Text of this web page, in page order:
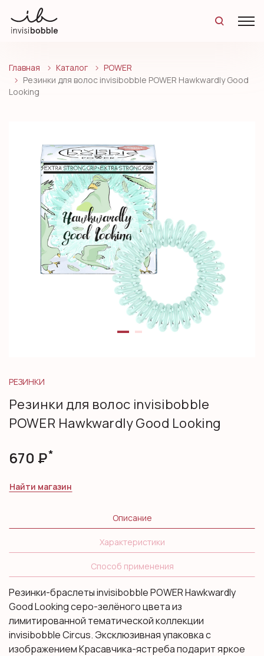
Главная Каталог
POWER
Резинки для волос invisibobble POWER Hawkwardly Good
Looking
РЕЗИНКИ
Резинки для волос invisibobble
POWER Hawkwardly Good Looking
670 Р*
Найти магазин
Описание
Характеристики
Способ применения
Резинки-браслеты invisibobble POWER Hawkwardly
Good Looking серо-зелёного цвета из
лимитированной тематической коллекции
invisibobble Circus. Эксклюзивная упаковка с
изображением Красавчика-ястреба подарит яркое